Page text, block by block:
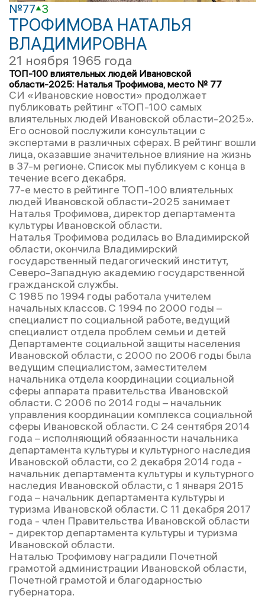
№77 3
ТРОФИМОВА НАТАЛЬЯ
ВЛАДИМИРОВНА
21 ноября 1965 года
ТОП-100 влиятельных людей Ивановской
области-2025: Наталья Трофимова, место № 77
СИ «Ивановские новости» продолжает
публиковать рейтинг «ТОП-100 самых
влиятельных людей Ивановской области-2025».
Его основой послужили консультации с
экспертами в различных сферах. В рейтинг вошли
лица, оказавшие значительное влияние на жизнь
в 37-м регионе. Список мы публикуем с конца в
течение всего декабря.
77-е место в рейтинге ТОП-100 влиятельных
людей Ивановской области-2025 занимает
Наталья Трофимова, директор департамента
культуры Ивановской области.
Наталья Трофимова родилась во Владимирской
области, окончила Владимирский
государственный педагогический институт,
Северо-Западную академию государственной
гражданской службы.
С 1985 по 1994 годы работала учителем
начальных классов. С 1994 по 2000 годы –
специалист по социальной работе, ведущий
специалист отдела проблем семьи и детей
Департаменте социальной защиты населения
Ивановской области, с 2000 по 2006 годы была
ведущим специалистом, заместителем
начальника отдела координации социальной
сферы аппарата правительства Ивановской
области. С 2006 по 2014 годы – начальник
управления координации комплекса социальной
сферы Ивановской области. С 24 сентября 2014
года – исполняющий обязанности начальника
департамента культуры и культурного наследия
Ивановской области, со 2 декабря 2014 года -
начальник департамента культуры и культурного
наследия Ивановской области, с 1 января 2015
года – начальник департамента культуры и
туризма Ивановской области. С 11 декабря 2017
года - член Правительства Ивановской области
- директор департамента культуры и туризма
Ивановской области.
Наталью Трофимову наградили Почетной
грамотой администрации Ивановской области,
Почетной грамотой и благодарностью
губернатора.